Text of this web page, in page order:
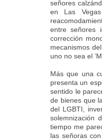
señores
en Las
entre señores
corrección
mecanismos
uno no sea el
Más que una
presenta un
sentido le
de bienes que
del LGBTI,
solemnización
tiempo me
las señoras